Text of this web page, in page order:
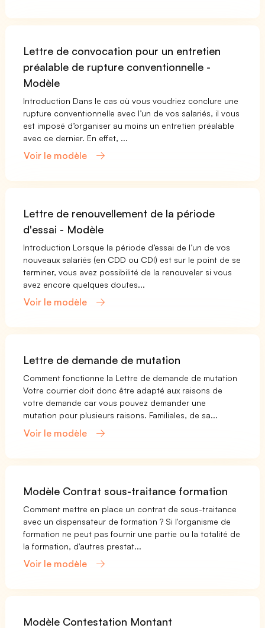
Lettre de convocation pour un entretien
préalable de rupture conventionnelle -
Modèle
Introduction Dans le cas où vous voudriez conclure une
rupture conventionnelle avec l’un de vos salariés, il vous
est imposé d’organiser au moins un entretien préalable
avec ce dernier. En effet, ...
Voir le modèle
Lettre de renouvellement de la période
d'essai - Modèle
Introduction Lorsque la période d’essai de l’un de vos
nouveaux salariés (en CDD ou CDI) est sur le point de se
terminer, vous avez possibilité de la renouveler si vous
avez encore quelques doutes...
Voir le modèle
Lettre de demande de mutation
Comment fonctionne la Lettre de demande de mutation
Votre courrier doit donc être adapté aux raisons de
votre demande car vous pouvez demander une
mutation pour plusieurs raisons. Familiales, de sa...
Voir le modèle
Modèle Contrat sous-traitance formation
Comment mettre en place un contrat de sous-traitance
avec un dispensateur de formation ? Si l'organisme de
formation ne peut pas fournir une partie ou la totalité de
la formation, d'autres prestat...
Voir le modèle
Modèle Contestation Montant